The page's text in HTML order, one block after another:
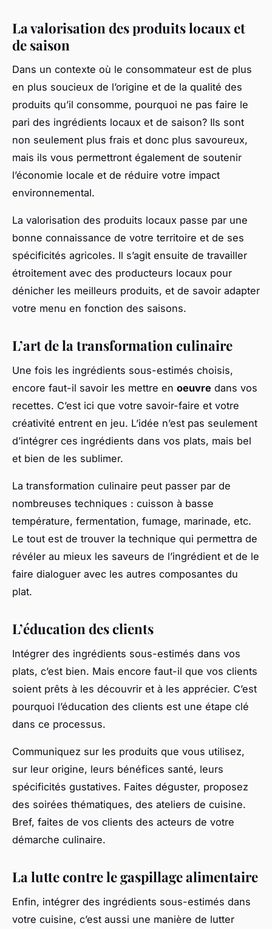
La valorisation des produits locaux et
de saison
Dans un contexte où le consommateur est de plus
en plus soucieux de l’origine et de la qualité des
produits qu’il consomme, pourquoi ne pas faire le
pari des ingrédients locaux et de saison? Ils sont
non seulement plus frais et donc plus savoureux,
mais ils vous permettront également de soutenir
l’économie locale et de réduire votre impact
environnemental.
La valorisation des produits locaux passe par une
bonne connaissance de votre territoire et de ses
spécificités agricoles. Il s’agit ensuite de travailler
étroitement avec des producteurs locaux pour
dénicher les meilleurs produits, et de savoir adapter
votre menu en fonction des saisons.
L’art de la transformation culinaire
Une fois les ingrédients sous-estimés choisis,
encore faut-il savoir les mettre en oeuvre dans vos
recettes. C’est ici que votre savoir-faire et votre
créativité entrent en jeu. L’idée n’est pas seulement
d’intégrer ces ingrédients dans vos plats, mais bel
et bien de les sublimer.
La transformation culinaire peut passer par de
nombreuses techniques : cuisson à basse
température, fermentation, fumage, marinade, etc.
Le tout est de trouver la technique qui permettra de
révéler au mieux les saveurs de l’ingrédient et de le
faire dialoguer avec les autres composantes du
plat.
L’éducation des clients
Intégrer des ingrédients sous-estimés dans vos
plats, c’est bien. Mais encore faut-il que vos clients
soient prêts à les découvrir et à les apprécier. C’est
pourquoi l’éducation des clients est une étape clé
dans ce processus.
Communiquez sur les produits que vous utilisez,
sur leur origine, leurs bénéfices santé, leurs
spécificités gustatives. Faites déguster, proposez
des soirées thématiques, des ateliers de cuisine.
Bref, faites de vos clients des acteurs de votre
démarche culinaire.
La lutte contre le gaspillage alimentaire
Enfin, intégrer des ingrédients sous-estimés dans
votre cuisine, c’est aussi une manière de lutter